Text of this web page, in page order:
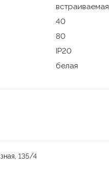
встраиваемая
40
80
IP20
белая
135/4